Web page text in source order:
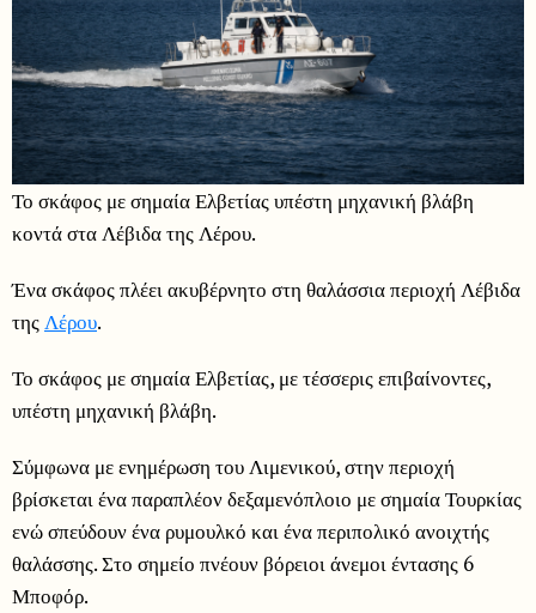
Το σκάφος με σημαία Ελβετίας υπέστη μηχανική βλάβη
κοντά στα Λέβιδα της Λέρου.
Ένα σκάφος πλέει ακυβέρνητο στη θαλάσσια περιοχή Λέβιδα
τηςΛέρου.
Το σκάφος με σημαία Ελβετίας, με τέσσερις επιβαίνοντες,
υπέστη μηχανική βλάβη.
Σύμφωνα με ενημέρωση του Λιμενικού, στην περιοχή
βρίσκεται ένα παραπλέον δεξαμενόπλοιο με σημαία Τουρκίας
ενώ σπεύδουν ένα ρυμουλκό και ένα περιπολικό ανοιχτής
θαλάσσης. Στο σημείο πνέουν βόρειοι άνεμοι έντασης 6
Μποφόρ.